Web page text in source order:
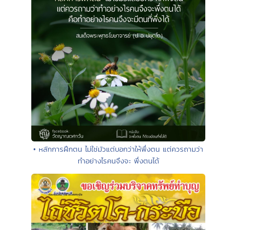
• หลักการฝึกตน ไม่ใช่มัวแต่บอกว่าให้พึ่งตน แต่ควรถามว่า
ทำอย่างไรคนจึงจะ พึ่งตนได้